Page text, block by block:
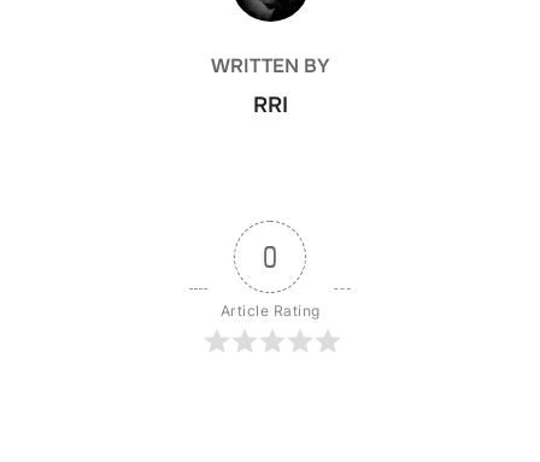
WRITTEN BY
RRI
0
Article Rating